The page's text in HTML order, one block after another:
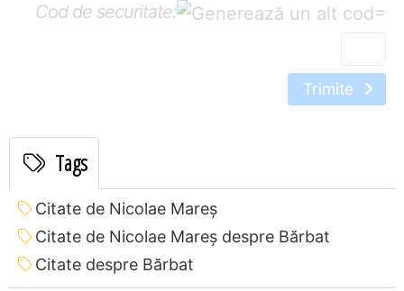
Cod de securitate: =
Trimite
Tags
Citate de Nicolae Mareș
Citate de Nicolae Mareș despre Bărbat
Citate despre Bărbat